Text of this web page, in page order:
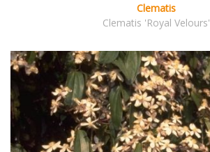
Clematis
Clematis 'Royal Velours'